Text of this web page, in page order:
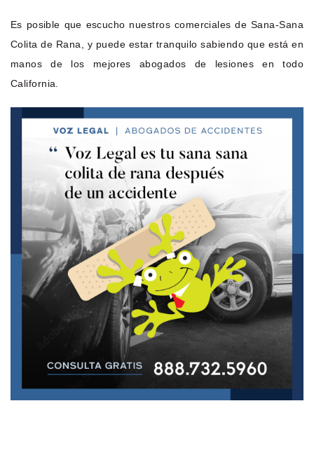
Es posible que escucho nuestros comerciales de Sana-Sana
Colita de Rana, y puede estar tranquilo sabiendo que está en
manos de los mejores abogados de lesiones en todo
California.